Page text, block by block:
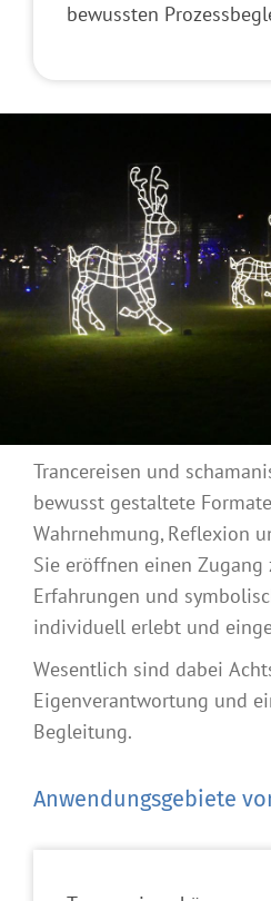
bewussten
Trancereisen und
bewusst gestaltete
Wahrnehmung, Reflexion
Sie eröffnen einen
Erfahrungen und
individuell erlebt und
Wesentlich sind dabei
Eigenverantwortung und
Begleitung.
Anwendungsgebiete